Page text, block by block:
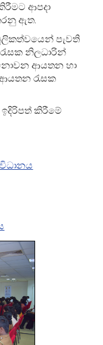
ආපදා
ඇත.
පැවති
නිලධාරින්
නොවන ආයතන හා
රැසක
කිරීමේ